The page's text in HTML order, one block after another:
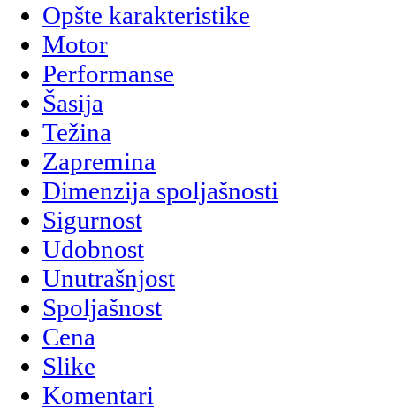
Opšte karakteristike
Motor
Performanse
Šasija
Težina
Zapremina
Dimenzija spoljašnosti
Sigurnost
Udobnost
Unutrašnjost
Spoljašnost
Cena
Slike
Komentari